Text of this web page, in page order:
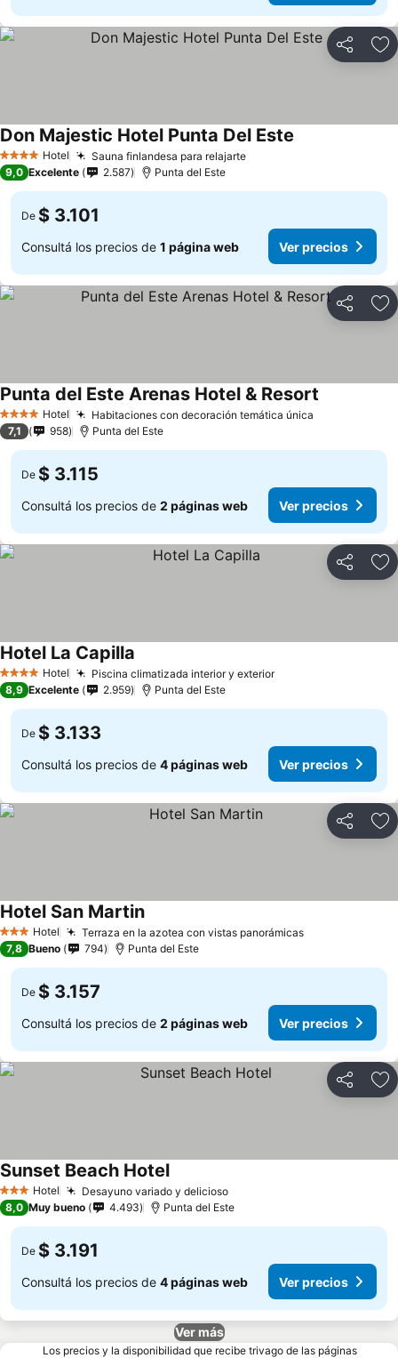
Compartir
4 EstrellasHotel Sauna finlandesa para relajarte
Don Majestic Hotel Punta Del Este
9,0 Excelente 2.587 Punta del Este
De $ 3.101
Consultá los precios de 1 página web Ver precios
Compartir
4 EstrellasHotel Habitaciones con decoración temática única
Punta del Este Arenas Hotel & Resort
7,1 958 Punta del Este
De $ 3.115
Consultá los precios de 2 páginas web Ver precios
Compartir
4 EstrellasHotel Piscina climatizada interior y exterior
Hotel La Capilla
8,9 Excelente 2.959 Punta del Este
De $ 3.133
Consultá los precios de 4 páginas web Ver precios
Compartir
3 Estrellas
Hotel Terraza en la azotea con vistas panorámicas
Hotel San Martin
7,8 Bueno 794 Punta del Este
De $ 3.157
Consultá los precios de 2 páginas web Ver precios
Compartir
3 Estrellas
Hotel Desayuno variado y delicioso
Sunset Beach Hotel
8,0 Muy bueno 4.493 Punta del Este
De $ 3.191
Consultá los precios de 4 páginas web Ver precios
Ver más
Los precios y la disponibilidad que recibe trivago de las páginas